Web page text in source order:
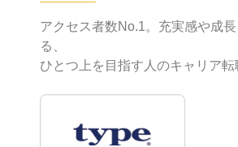
アクセス者数No.1。充実感や成
る、
ひとつ上を目指す人のキャリア転